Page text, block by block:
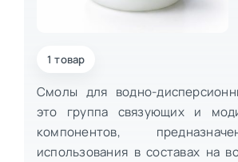
1 товар
Смолы для водно-
это группа связующих и
компонентов,
использования в составах на